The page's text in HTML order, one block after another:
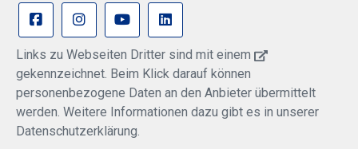
Links zu Webseiten Dritter sind mit einem
gekennzeichnet. Beim Klick darauf können
personenbezogene Daten an den Anbieter übermittelt
werden. Weitere Informationen dazu gibt es in unserer
Datenschutzerklärung.